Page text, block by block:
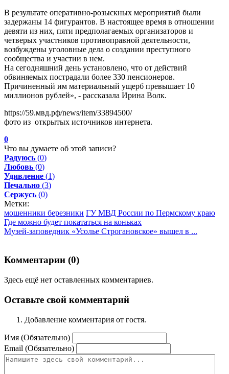
В результате оперативно-розыскных мероприятий были
задержаны 14 фигурантов. В настоящее время в отношении
девяти из них, пяти предполагаемых организаторов и
четверых участников противоправной деятельности,
возбуждены уголовные дела о создании преступного
сообщества и участии в нем.
На сегодняшний день установлено, что от действий
обвиняемых пострадали более 330 пенсионеров.
Причиненный им материальный ущерб превышает 10
миллионов рублей», - рассказала Ирина Волк.
https://59.мвд.рф/news/item/33894500/
фото из открытых источников интернета.
0
Что вы думаете об этой записи?
Радуюсь (0)
Любовь (0)
Удивление (1)
Печально (3)
Сержусь (0)
Метки:
мошенники березники ГУ МВД России по Пермскому краю
Где можно будет покататься на коньках
Музей-заповедник «Усолье Строгановское» вышел в ...
Комментарии (0)
Здесь ещё нет оставленных комментариев.
Оставьте свой комментарий
Добавление комментария от гостя.
Имя (Обязательно)
Email (Обязательно)